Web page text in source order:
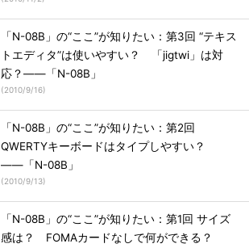
「N-08B」の“ここ”が知りたい：第3回 “テキス
トエディタ”は使いやすい？ 「jigtwi」は対
応？――「N-08B」
(2010/9/16)
「N-08B」の“ここ”が知りたい：第2回
QWERTYキーボードはタイプしやすい？
――「N-08B」
(2010/9/13)
「N-08B」の“ここ”が知りたい：第1回 サイズ
感は？ FOMAカードなしで何ができる？